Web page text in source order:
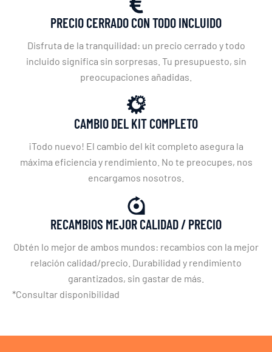
PRECIO CERRADO CON TODO INCLUIDO
Disfruta de la tranquilidad: un precio cerrado y todo
incluido significa sin sorpresas. Tu presupuesto, sin
preocupaciones añadidas.
CAMBIO DEL KIT COMPLETO
¡Todo nuevo! El cambio del kit completo asegura la
máxima eficiencia y rendimiento. No te preocupes, nos
encargamos nosotros.
RECAMBIOS MEJOR CALIDAD / PRECIO
Obtén lo mejor de ambos mundos: recambios con la mejor
relación calidad/precio. Durabilidad y rendimiento
garantizados, sin gastar de más.
*Consultar disponibilidad